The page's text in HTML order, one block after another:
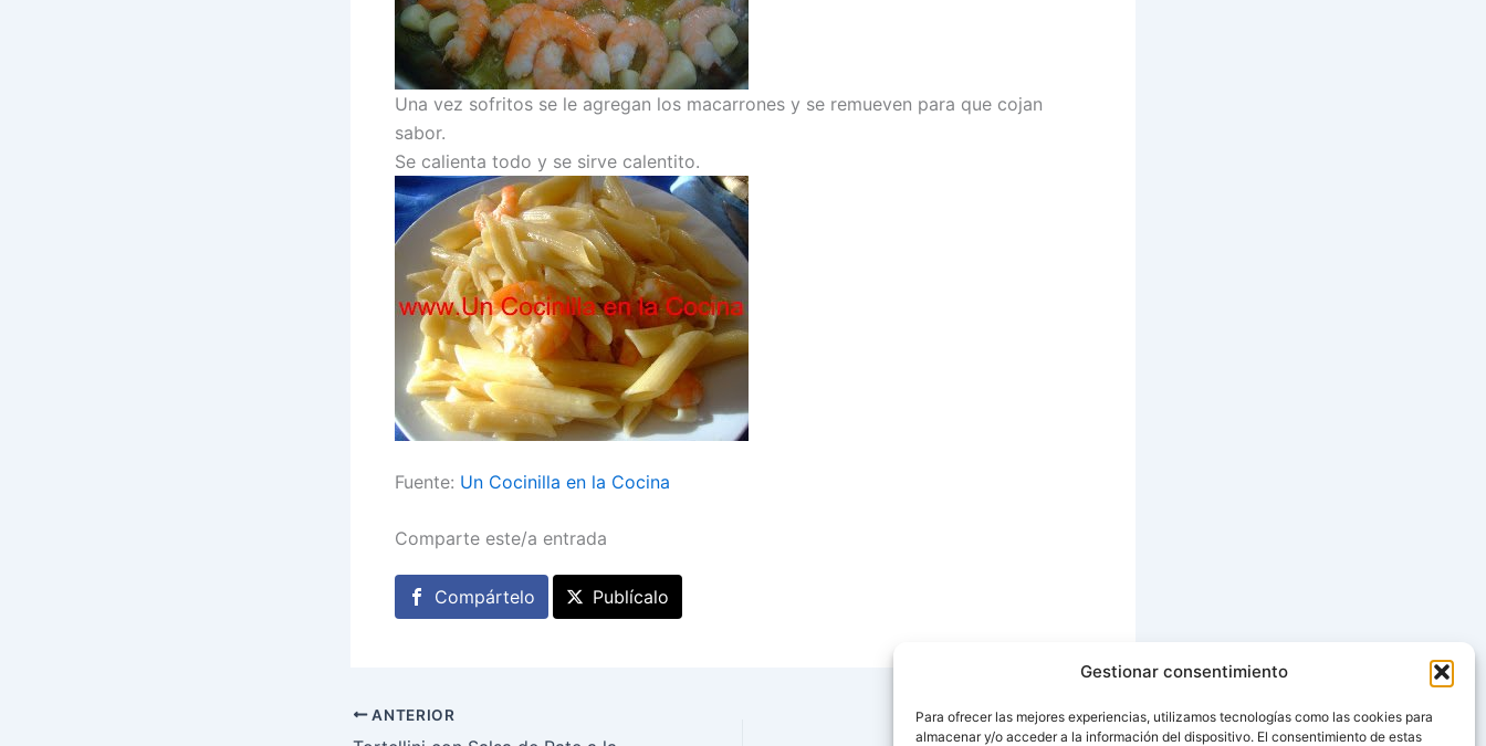
Gestionar consentimiento
Para ofrecer las mejores experiencias, utilizamos tecnologías como las cookies para
almacenar y/o acceder a la información del dispositivo. El consentimiento de estas
Una vez sofritos se le agregan los macarrones y se remueven para que cojan
sabor.
Se calienta todo y se sirve calentito.
Fuente: Un Cocinilla en la Cocina
Comparte este/a entrada
Compártelo Publícalo
ANTERIOR SIGUIENTE